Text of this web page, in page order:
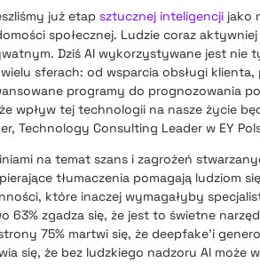
już etap sztucznej inteligencji jako
społecznej. Ludzie coraz
Dziś AI wykorzystywane jest nie
sferach: od wsparcia obsługi klienta,
programy do prognozowania
wpływ tej technologii na nasze życie
Technology Consulting Leader w EY
na temat szans i zagrożeń
tłumaczenia pomagają ludziom
które inaczej wymagałyby
63% zgadza się, że jest to świetne
75% martwi się, że deepfake’i
się, że bez ludzkiego nadzoru AI może